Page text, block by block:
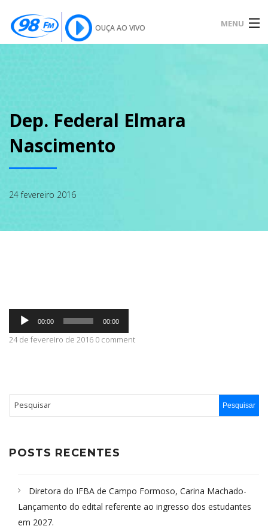
OUÇA AO VIVO MENU
SOBRE
CONTATO
Dep. Federal Elmara
Nascimento
24 fevereiro 2016
Tocador
áudio
00:00 00:00
24 de fevereiro de 2016 0 comment
POSTS RECENTES
Diretora do IFBA de Campo Formoso, Carina Machado-
Lançamento do edital referente ao ingresso dos estudantes
em 2027.